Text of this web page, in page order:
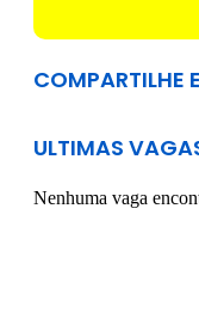
COMPARTILHE
ULTIMAS
Nenhuma vaga